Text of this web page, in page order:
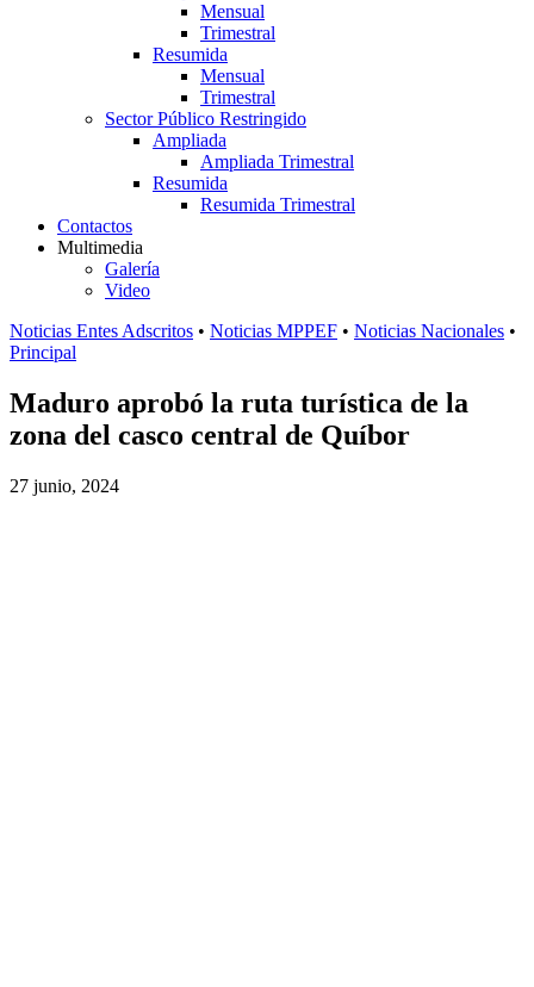
Mensual
Trimestral
Resumida
Mensual
Trimestral
Sector Público Restringido
Ampliada
Ampliada Trimestral
Resumida
Resumida Trimestral
Contactos
Multimedia
Galería
Video
Noticias Entes Adscritos • Noticias MPPEF • Noticias Nacionales •
Principal
Maduro aprobó la ruta turística de la
zona del casco central de Quíbor
27 junio, 2024